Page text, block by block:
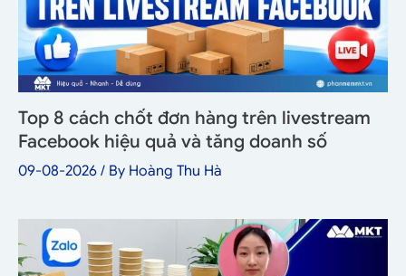
Top 8 cách chốt đơn hàng trên livestream
Facebook hiệu quả và tăng doanh số
09-08-2026 / By Hoàng Thu Hà